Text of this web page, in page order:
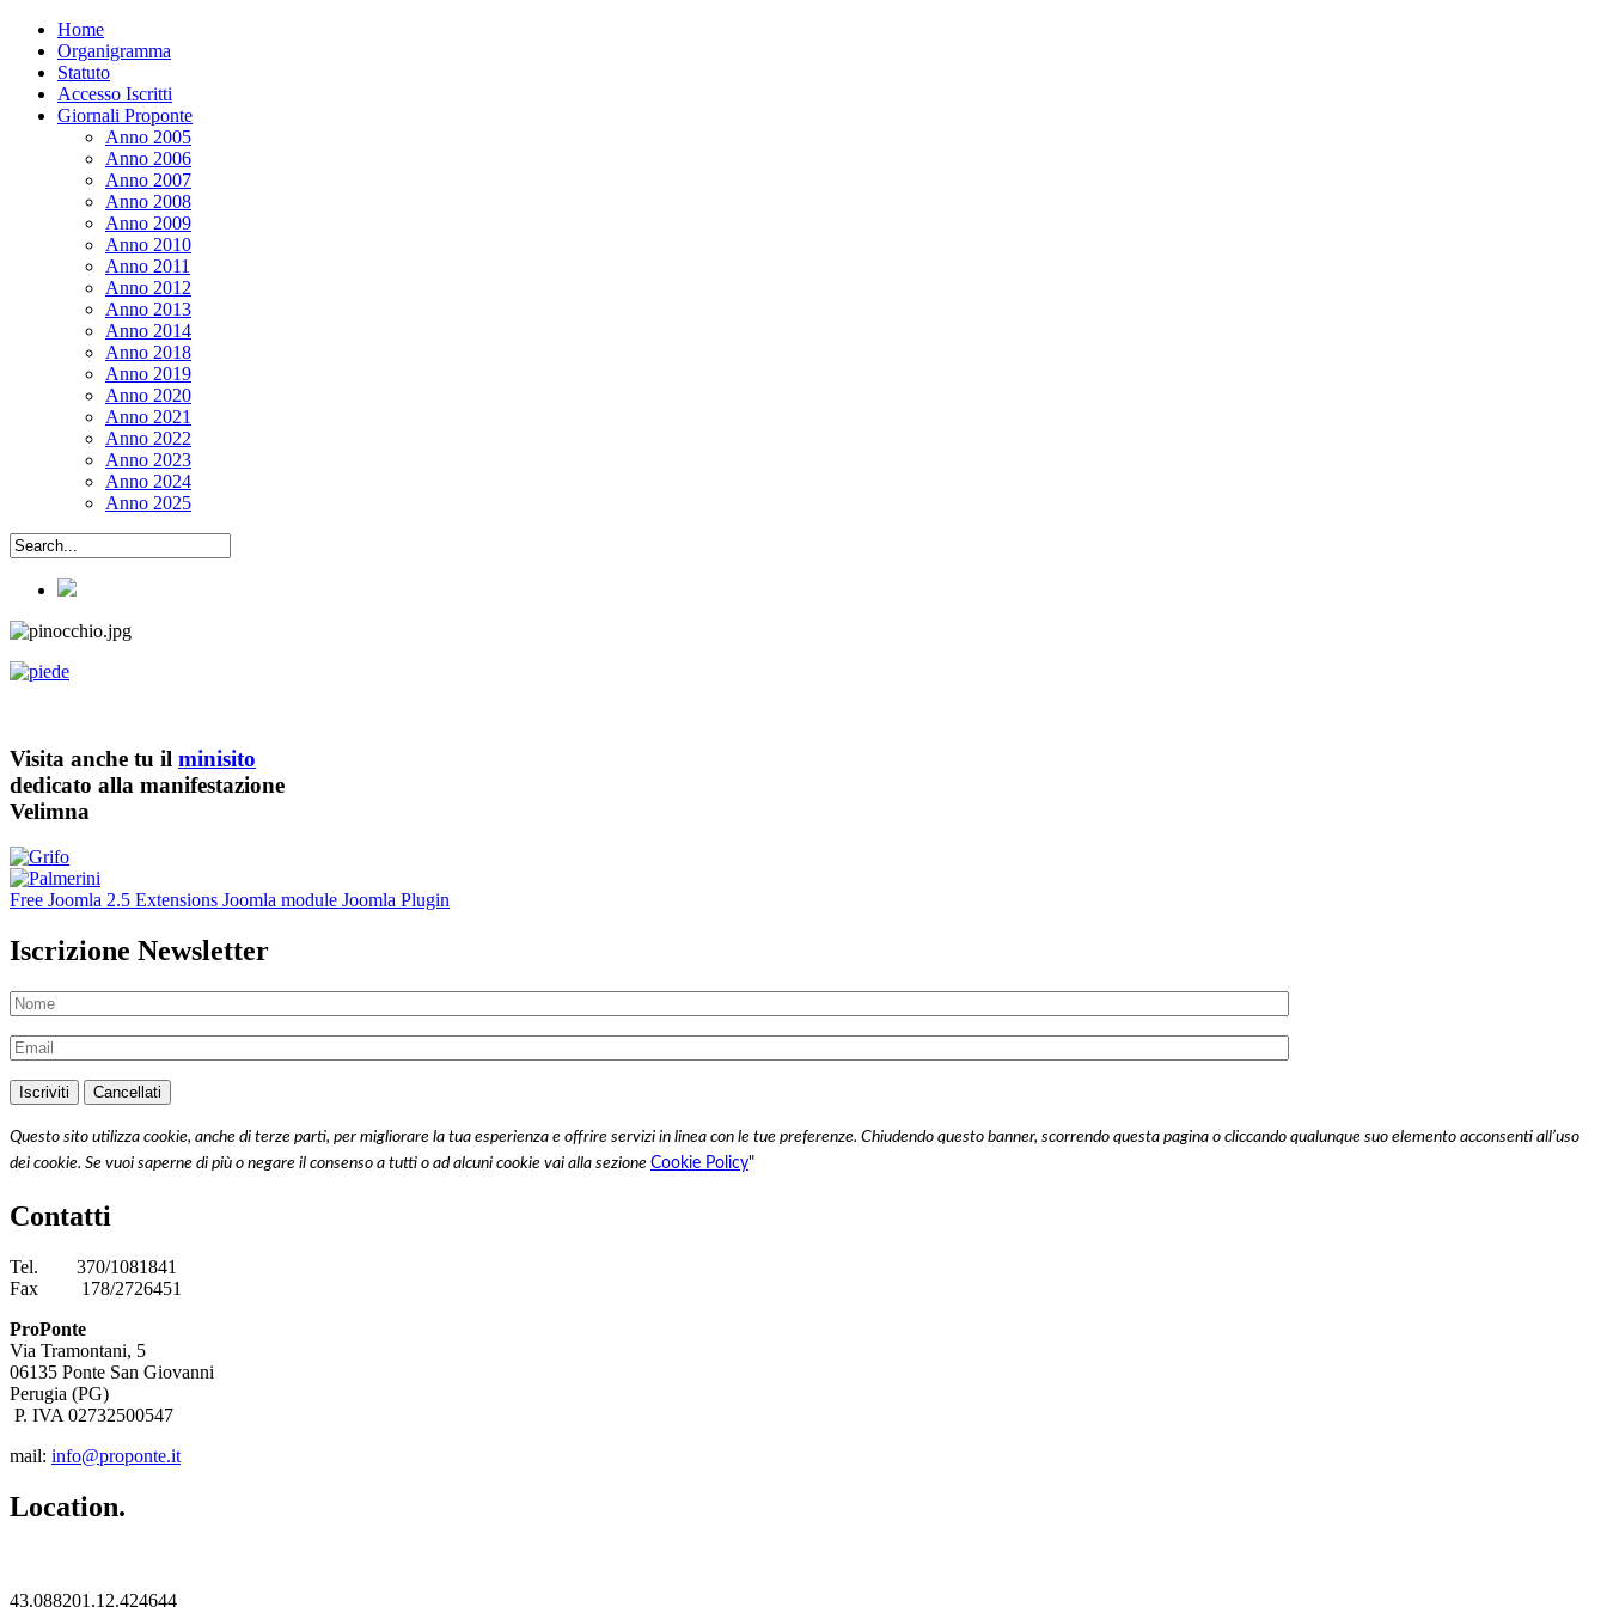
Home
Organigramma
Statuto
Accesso Iscritti
Giornali Proponte
Anno 2005
Anno 2006
Anno 2007
Anno 2008
Anno 2009
Anno 2010
Anno 2011
Anno 2012
Anno 2013
Anno 2014
Anno 2018
Anno 2019
Anno 2020
Anno 2021
Anno 2022
Anno 2023
Anno 2024
Anno 2025
Visita anche tu il minisito
dedicato alla manifestazione
Velimna
Free Joomla 2.5 Extensions Joomla module Joomla Plugin
Iscrizione Newsletter
Questo sito utilizza cookie, anche di terze parti, per migliorare la tua esperienza e offrire servizi in linea con le tue preferenze. Chiudendo questo banner, scorrendo questa pagina o cliccando qualunque suo elemento acconsenti all’uso
dei cookie. Se vuoi saperne di più o negare il consenso a tutti o ad alcuni cookie vai alla sezione Cookie Policy"
Contatti
Tel.
370/1081841
Fax
178/2726451
ProPonte
Via Tramontani, 5
06135 Ponte San Giovanni
Perugia (PG)
P. IVA 02732500547
mail: info@proponte.it
Location.
43.088201,12.424644